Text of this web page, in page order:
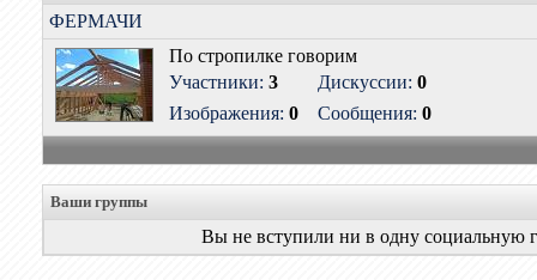
ФЕРМАЧИ
По стропилке говорим
Участники: 3
Изображения: 0
Дискуссии: 0
Сообщения: 0
Ваши группы
Вы не вступили ни в одну социальную